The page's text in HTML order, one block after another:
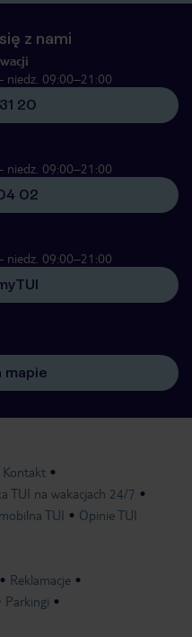
z nami
niedz. 09:00–21:00
20
niedz. 09:00–21:00
02
niedz. 09:00–21:00
mapie
Kontakt
TUI na wakacjach 24/7
TUI Opinie TUI
Reklamacje
Parkingi